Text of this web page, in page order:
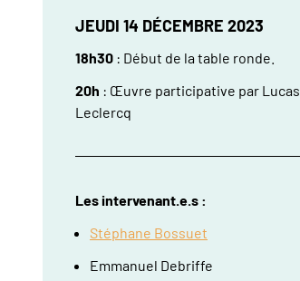
JEUDI 14 DÉCEMBRE 2023
18h30 : Début de la table ronde.
20h : Œuvre participative par Lucas
Leclercq
Les intervenant.e.s :
Stéphane Bossuet
Emmanuel Debriffe